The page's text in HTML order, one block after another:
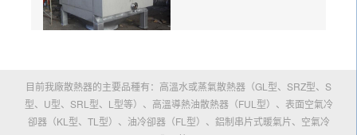
目前我廠散熱器的主要品種有：高溫水或蒸氣散熱器（GL型、SRZ型、S
型、U型、SRL型、L型等）、高溫導熱油散熱器（FUL型）、表面空氣冷
卻器（KL型、TL型）、油冷卻器（FL型）、鋁制串片式暖氣片、空氣冷